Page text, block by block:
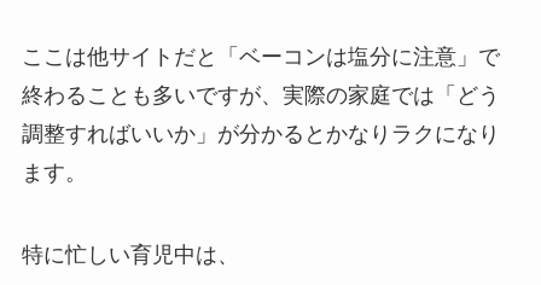
ここは他サイトだと「ベーコンは塩分に注意」で
終わることも多いですが、実際の家庭では「どう
調整すればいいか」が分かるとかなりラクになり
ます。
特に忙しい育児中は、